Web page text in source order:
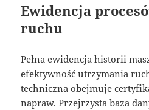
Ewidencja
ruchu
Pełna ewidencja historii
efektywność utrzymania
techniczna obejmuje
napraw. Przejrzysta baza